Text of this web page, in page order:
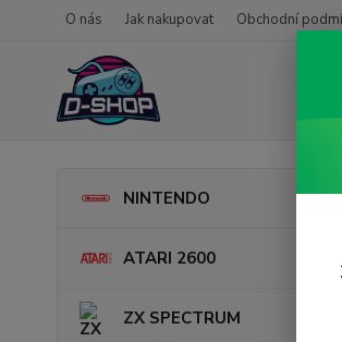
O nás Jak nakupovat Obchodní
NINTENDO
ATARI 2600
ZX SPECTRUM